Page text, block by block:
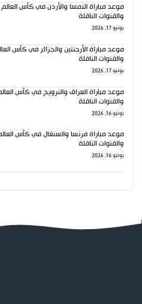
والقنوات الناقلة
يونيو 17, 2026
والقنوات الناقلة
يونيو 17, 2026
والقنوات الناقلة
يونيو 16, 2026
والقنوات الناقلة
يونيو 16, 2026